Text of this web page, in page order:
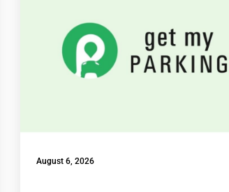
August 6, 2026